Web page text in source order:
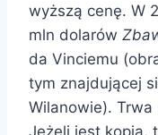
wyższą cenę. W
mln dolarów
da Vinciemu
tym znajdującej
Wilanowie).
Jeżeli jest kopią,